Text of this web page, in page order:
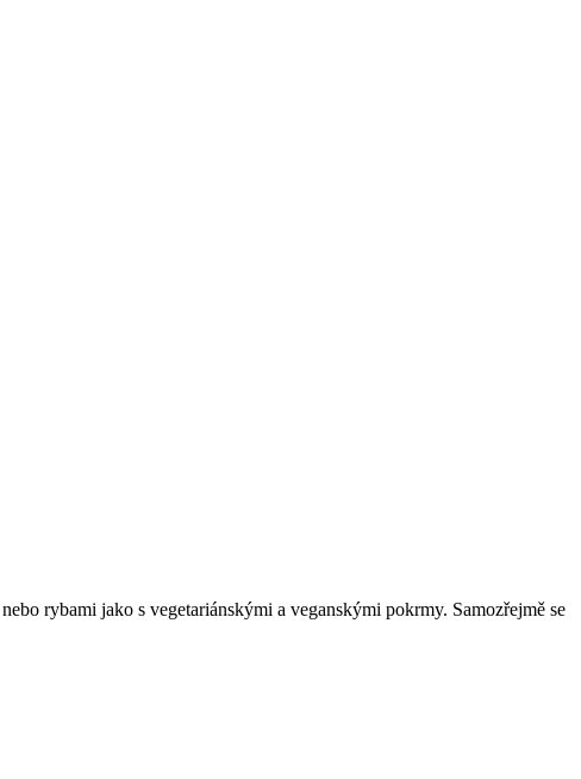
rybami jako s vegetariánskými a veganskými pokrmy. Samozřejmě se